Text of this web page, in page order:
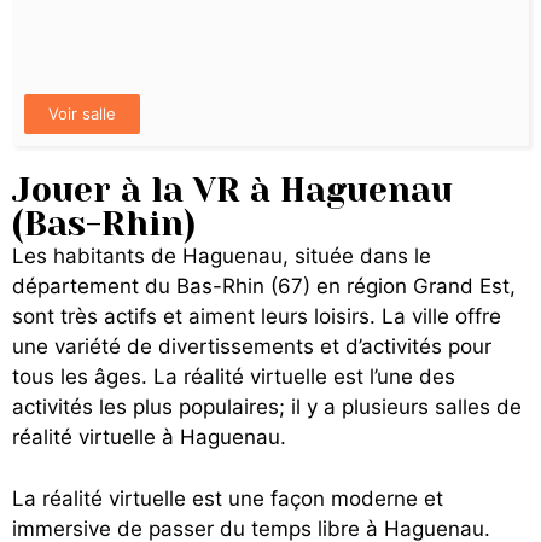
Jouer à la VR à Haguenau
(Bas-Rhin)
Les habitants de Haguenau, située dans le
département du Bas-Rhin (67) en région Grand Est,
sont très actifs et aiment leurs loisirs. La ville offre
une variété de divertissements et d’activités pour
tous les âges. La réalité virtuelle est l’une des
activités les plus populaires; il y a plusieurs salles de
réalité virtuelle à Haguenau.
La réalité virtuelle est une façon moderne et
immersive de passer du temps libre à Haguenau.
Voir salle